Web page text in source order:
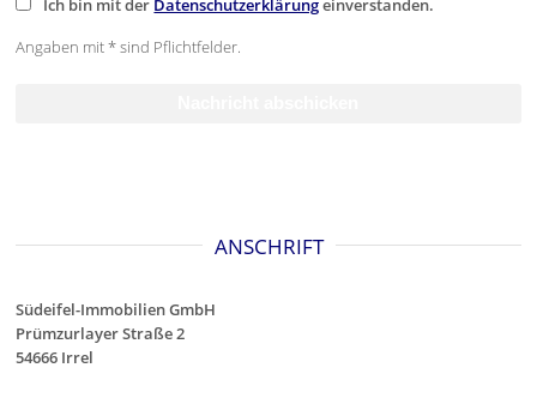
Ich bin mit der Datenschutzerklärungeinverstanden.
Angaben mit * sind Pflichtfelder.
ANSCHRIFT
Südeifel-Immobilien GmbH
Prümzurlayer Straße 2
54666 Irrel